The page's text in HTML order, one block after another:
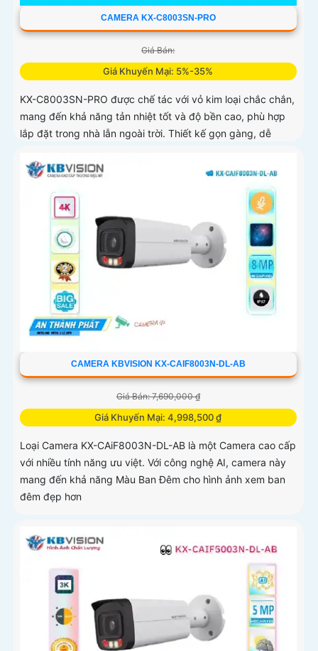
CAMERA KX-C8003SN-PRO
Giá Bán:
Giá Khuyến Mại: 5%-35%
KX-C8003SN-PRO được chế tác với vỏ kim loại chắc chắn,
mang đến khả năng tản nhiệt tốt và độ bền cao, phù hợp
lắp đặt trong nhà lẫn ngoài trời. Thiết kế gọn gàng, dễ
CAMERA KBVISION KX-CAIF8003N-DL-AB
Giá Bán: 7,690,000 ₫
Giá Khuyến Mại: 4,998,500 ₫
Loại Camera KX-CAiF8003N-DL-AB là một Camera cao cấp
với nhiều tính năng ưu việt. Với công nghệ AI, camera này
mang đến khả năng Màu Ban Đêm cho hình ảnh xem ban
đêm đẹp hơn